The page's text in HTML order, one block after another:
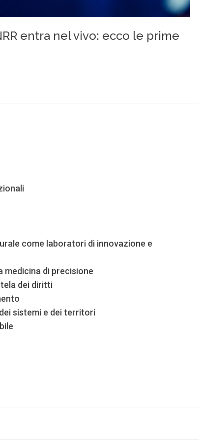
come laboratori di innovazione e
medicina di precisione
dei diritti
sistemi e dei territori